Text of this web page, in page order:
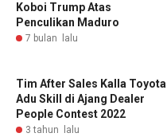
Koboi Trump Atas
Penculikan Maduro
7 bulan lalu
Tim After Sales Kalla Toyota
Adu Skill di Ajang Dealer
People Contest 2022
3 tahun lalu